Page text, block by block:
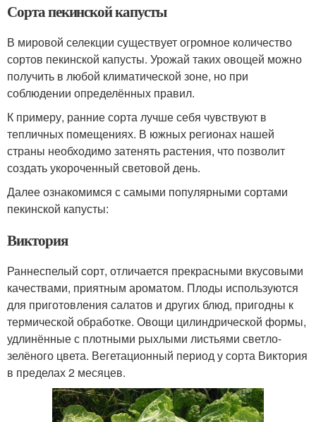
Сорта пекинской капусты
В мировой селекции существует огромное количество
сортов пекинской капусты. Урожай таких овощей можно
получить в любой климатической зоне, но при
соблюдении определённых правил.
К примеру, ранние сорта лучше себя чувствуют в
тепличных помещениях. В южных регионах нашей
страны необходимо затенять растения, что позволит
создать укороченный световой день.
Далее ознакомимся с самыми популярными сортами
пекинской капусты:
Виктория
Раннеспелый сорт, отличается прекрасными вкусовыми
качествами, приятным ароматом. Плоды используются
для приготовления салатов и других блюд, пригодны к
термической обработке. Овощи цилиндрической формы,
удлинённые с плотными рыхлыми листьями светло-
зелёного цвета. Вегетационный период у сорта Виктория
в пределах 2 месяцев.